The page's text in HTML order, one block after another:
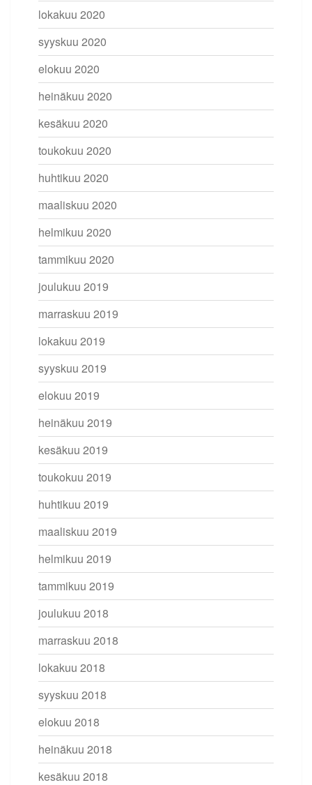
lokakuu 2020
syyskuu 2020
elokuu 2020
heinäkuu 2020
kesäkuu 2020
toukokuu 2020
huhtikuu 2020
maaliskuu 2020
helmikuu 2020
tammikuu 2020
joulukuu 2019
marraskuu 2019
lokakuu 2019
syyskuu 2019
elokuu 2019
heinäkuu 2019
kesäkuu 2019
toukokuu 2019
huhtikuu 2019
maaliskuu 2019
helmikuu 2019
tammikuu 2019
joulukuu 2018
marraskuu 2018
lokakuu 2018
syyskuu 2018
elokuu 2018
heinäkuu 2018
kesäkuu 2018